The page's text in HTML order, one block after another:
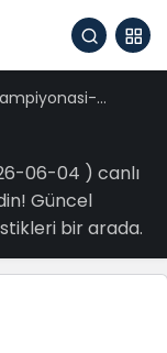
06-04 ) canlı
Güncel
bir arada.